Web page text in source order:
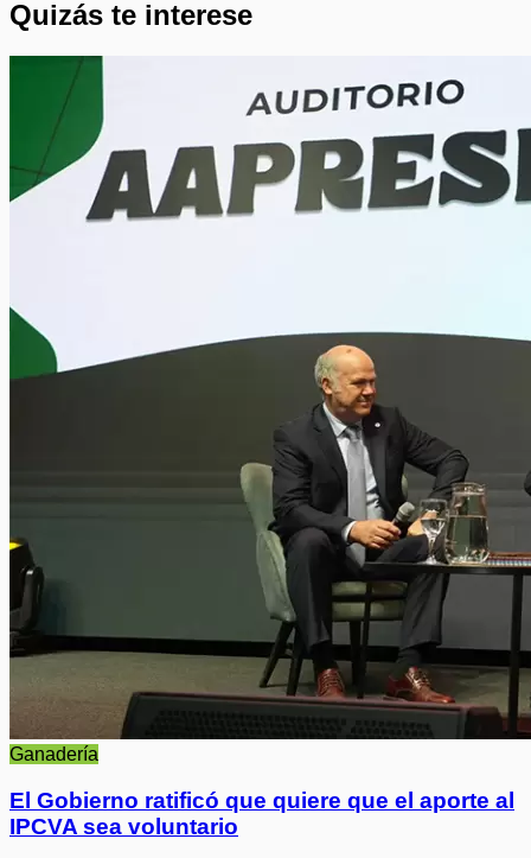
Quizás te interese
Ganadería
El Gobierno ratificó que quiere que el aporte al
IPCVA sea voluntario